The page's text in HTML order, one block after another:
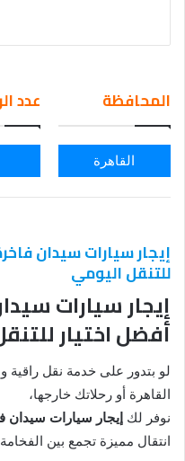
المحافظة
القاهرة
عدد
إيجار سيارات سيدان
للتنقل اليومي
إيجار سيارات
أفضل اختيار
لو بتدور على خدمة نقل راقية
القاهرة أو رحلاتك خارجها،
نوفر لك إيجار سيارات
انتقال مميزة تجمع بين